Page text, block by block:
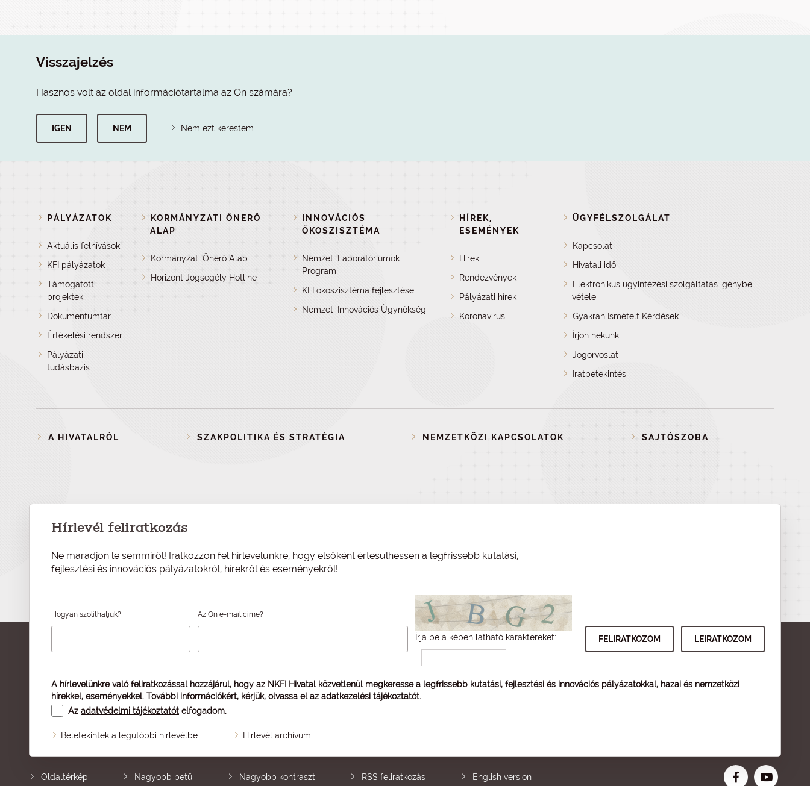
Visszajelzés
Hasznos volt az oldal információtartalma az Ön számára?
IGEN NEM Nem ezt kerestem
PÁLYÁZATOK
Aktuális felhívások
KFI pályázatok
Támogatott
projektek
Dokumentumtár
Értékelési rendszer
Pályázati
tudásbázis
KORMÁNYZATI ÖNERŐ
ALAP
Kormányzati Önerő Alap
Horizont Jogsegély Hotline
INNOVÁCIÓS
ÖKOSZISZTÉMA
Nemzeti Laboratóriumok
Program
KFI ökoszisztéma fejlesztése
Nemzeti Innovációs Ügynökség
HÍREK,
ESEMÉNYEK
Hírek
Rendezvények
Pályázati hírek
Koronavírus
ÜGYFÉLSZOLGÁLAT
Kapcsolat
Hivatali idő
Elektronikus ügyintézési szolgáltatás igénybe
vétele
Gyakran Ismételt Kérdések
Írjon nekünk
Jogorvoslat
Iratbetekintés
A HIVATALRÓL SZAKPOLITIKA ÉS STRATÉGIA NEMZETKÖZI KAPCSOLATOK SAJTÓSZOBA
Hírlevél feliratkozás
Ne maradjon le semmiről! Iratkozzon fel hírlevelünkre, hogy elsőként értesülhessen a legfrissebb kutatási,
fejlesztési és innovációs pályázatokról, hírekről és eseményekről!
Hogyan szólíthatjuk? Az Ön e-mail címe?
Írja be a képen látható karaktereket:
A hírlevelünkre való feliratkozással hozzájárul, hogy az NKFI Hivatal közvetlenül megkeresse a legfrissebb kutatási, fejlesztési és innovációs pályázatokkal, hazai és nemzetközi
hírekkel, eseményekkel. További információkért, kérjük, olvassa el az adatkezelési tájékoztatót.
Az adatvédelmi tájékoztatót elfogadom.
Beletekintek a legutóbbi hírlevélbe Hírlevél archívum
Oldaltérkép Nagyobb betű Nagyobb kontraszt RSS feliratkozás English version